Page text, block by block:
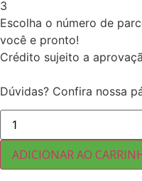
3
Escolha o número de
você e pronto!
Crédito sujeito a
Dúvidas? Confira nossa
POLVILHO
DOCE
FÉCULA
DE
MANDIOCA
BRASIL
ADICIONAR AO